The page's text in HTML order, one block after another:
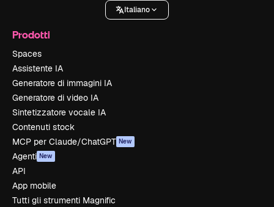
Italiano
Prodotti
Spaces
Assistente IA
Generatore di immagini IA
Generatore di video IA
Sintetizzatore vocale IA
Contenuti stock
MCP per Claude/ChatGPT New
Agenti New
API
App mobile
Tutti gli strumenti Magnific